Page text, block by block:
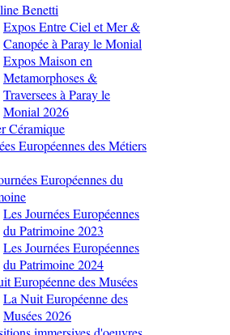
Benetti
Expos Entre Ciel et Mer &
Canopée à Paray le Monial
Expos Maison en
Metamorphoses &
Traversees à Paray le
Monial 2026
Céramique
Européennes des Métiers
Européennes du
Les Journées Européennes
du Patrimoine 2023
Les Journées Européennes
du Patrimoine 2024
Européenne des Musées
La Nuit Européenne des
Musées 2026